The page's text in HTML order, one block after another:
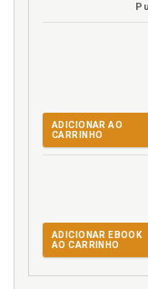
ADICIONAR AO
CARRINHO
ADICIONAR EBOOK
AO CARRINHO